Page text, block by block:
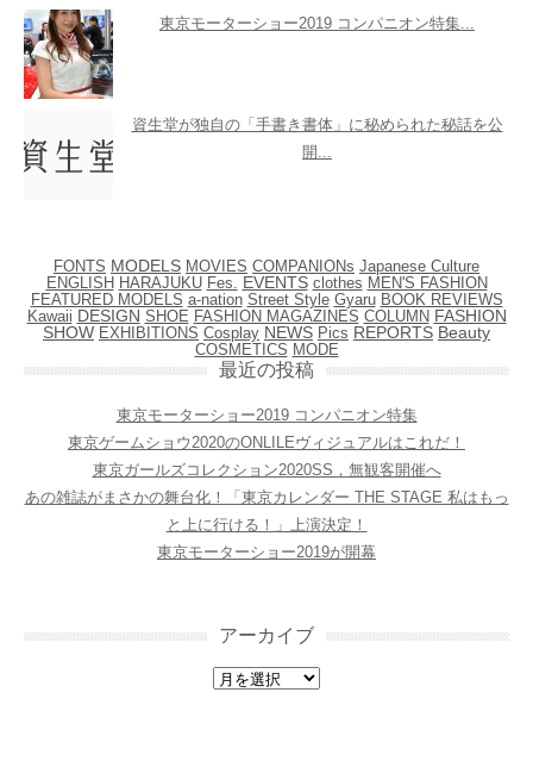
東京モーターショー2019 コンパニオン特集...
資生堂が独自の「手書き書体」に秘められた秘話を公
開...
FONTS MODELS MOVIES COMPANIONs Japanese Culture
ENGLISH HARAJUKU Fes. EVENTS clothes MEN'S FASHION
FEATURED MODELS a-nation Street Style Gyaru BOOK REVIEWS
Kawaii DESIGN SHOE FASHION MAGAZINES COLUMN FASHION
SHOW EXHIBITIONS Cosplay NEWS Pics REPORTS Beauty
COSMETICS MODE
最近の投稿
東京モーターショー2019 コンパニオン特集
東京ゲームショウ2020のONLILEヴィジュアルはこれだ！
東京ガールズコレクション2020SS，無観客開催へ
あの雑誌がまさかの舞台化！「東京カレンダー THE STAGE 私はもっ
と上に行ける！」上演決定！
東京モーターショー2019が開幕
アーカイブ
アーカイブ